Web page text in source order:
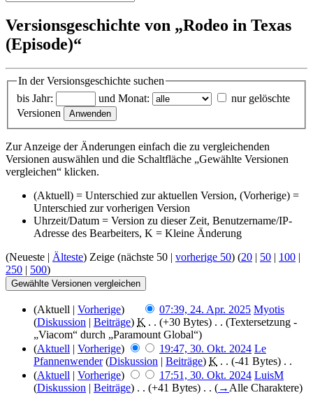
Versionsgeschichte von „Rodeo in Texas
(Episode)“
In der Versionsgeschichte suchen
bis Jahr:
und Monat:
nur gelöschte
Versionen
Zur Anzeige der Änderungen einfach die zu vergleichenden
Versionen auswählen und die Schaltfläche „Gewählte Versionen
vergleichen“ klicken.
(Aktuell) = Unterschied zur aktuellen Version, (Vorherige) =
Unterschied zur vorherigen Version
Uhrzeit/Datum = Version zu dieser Zeit, Benutzername/IP-
Adresse des Bearbeiters, K = Kleine Änderung
(Neueste | Älteste) Zeige (nächste 50 | vorherige 50) (20 | 50 | 100 |
250 | 500)
(Aktuell | Vorherige) 07:39, 24. Apr. 2025 Myotis
(Diskussion | Beiträge) K . . (+30 Bytes) ‎ . . (Textersetzung -
„Viacom“ durch „Paramount Global“)
(Aktuell | Vorherige) 19:47, 30. Okt. 2024 Le
Pfannenwender (Diskussion | Beiträge) K . . (-41 Bytes) ‎ . .
(Aktuell | Vorherige) 17:51, 30. Okt. 2024 LuisM
(Diskussion | Beiträge) ‎ . . (+41 Bytes) ‎ . . (→Alle Charaktere)